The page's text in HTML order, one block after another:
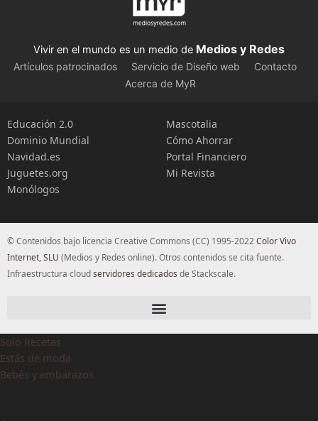
Vivir en el mundo es un medio de Medios y Redes
Artículos patrocinados Servicio de Diseño web
Contacto
Acerca de MyR
Educación 2.0
Dominio Mundial
Navidad.es
Juguetes.org
Monólogos
Mascotalia
Cómo Ahorrar
Portal Financiero
Mi Revista
© Contenidos bajo licencia Creative Commons (CC) 1995-2022Color Vivo
Internet, SLU (Medios y Redes online). Otros contenidos se cita fuente.
Infraestructura cloudservidores dedicados de Stackscale.
Solo Recetas
Estás de moda
Bebés y embarazos